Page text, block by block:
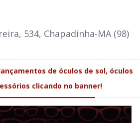
534, Chapadinha-MA (98)
de óculos de sol, óculos
clicando no banner!